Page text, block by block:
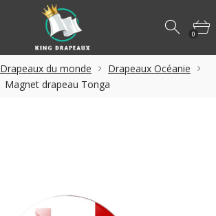
0
Drapeaux du monde
Drapeaux Océanie
Magnet drapeau Tonga